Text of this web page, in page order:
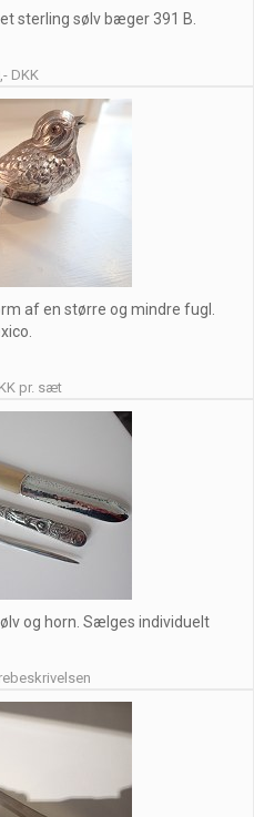
sterling sølv bæger 391 B.
DKK
af en større og mindre fugl.
pr. sæt
og horn. Sælges individuelt